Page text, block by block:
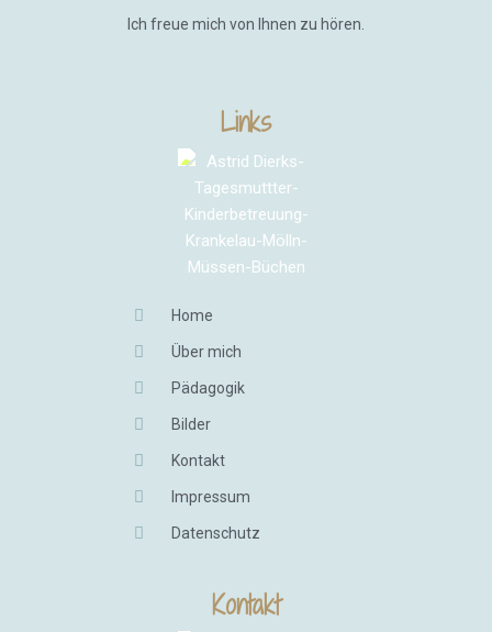
Ich freue mich von Ihnen zu hören.
Links
Home
Über mich
Pädagogik
Bilder
Kontakt
Impressum
Datenschutz
Kontakt